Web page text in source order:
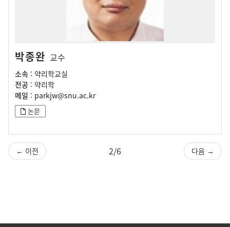
박종완 교수
소속 : 약리학교실
전공 : 약리학
메일 : parkjw@snu.ac.kr
논문
← 이전 2/6 다음 →